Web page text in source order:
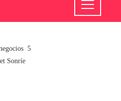
Sonríe